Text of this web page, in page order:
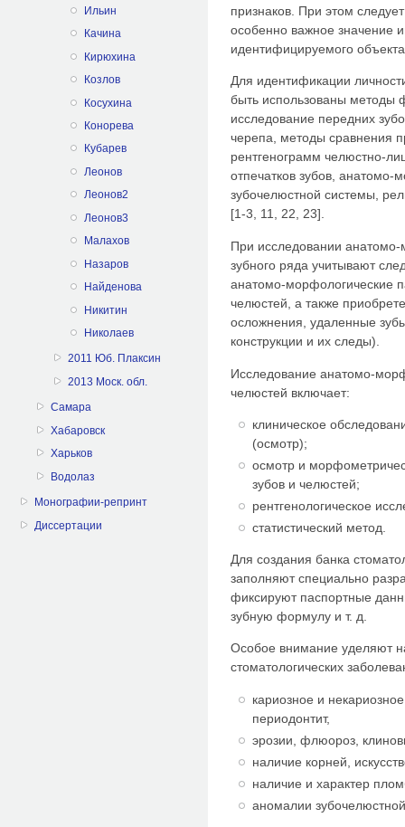
Ильин
Качина
Кирюхина
Козлов
Косухина
Конорева
Кубарев
Леонов
Леонов2
Леонов3
Малахов
Назаров
Найденова
Никитин
Николаев
2011 Юб. Плаксин
2013 Моск. обл.
Самара
Хабаровск
Харьков
Водолаз
Монографии-репринт
Диссертации
признаков. При этом
особенно важное значение
идентифицируемого
Для идентификации
быть использованы методы
исследование передних
черепа, методы сравнения
рентгенограмм челюстно-
отпечатков зубов, анатомо-
зубочелюстной системы,
[1-3, 11, 22, 23].
При исследовании анатомо-
зубного ряда учитывают
анатомо-морфологические
челюстей, а также
осложнения, удаленные
конструкции и их следы).
Исследование анатомо-
челюстей включает:
клиническое
(осмотр);
осмотр и
зубов и челюстей;
рентгенологическое
статистический метод.
Для создания банка
заполняют специально
фиксируют паспортные
зубную формулу и т. д.
Особое внимание уделяют
стоматологических
кариозное и
периодонтит,
эрозии, флюороз,
наличие корней,
наличие и характер
аномалии